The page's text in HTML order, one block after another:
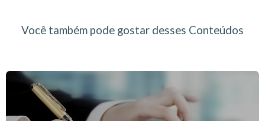
Você também pode gostar desses Conteúdos